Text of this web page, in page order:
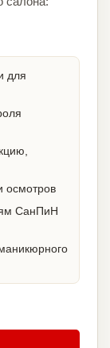
для
осмотров
СанПиН